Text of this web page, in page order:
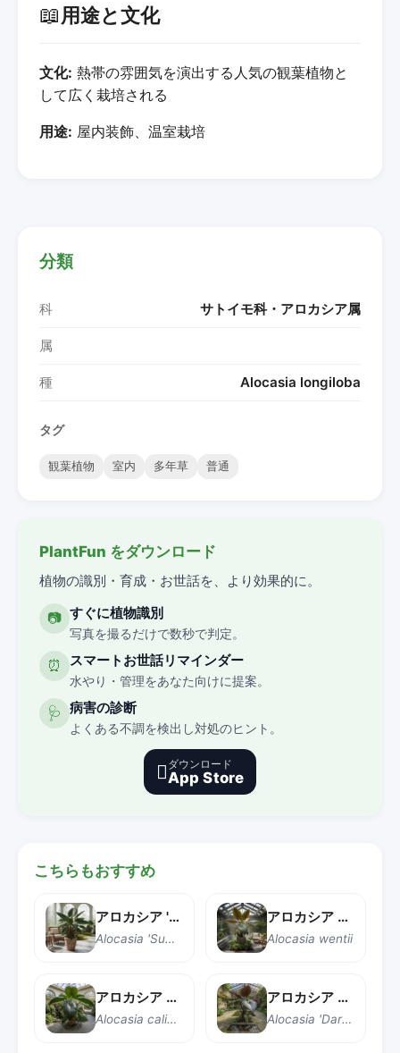
📖用途と文化
文化: 熱帯の雰囲気を演出する人気の観葉植物と
して広く栽培される
用途: 屋内装飾、温室栽培
分類
科 サトイモ科・アロカシア属
属
種 Alocasia longiloba
タグ
観葉植物 室内 多年草 普通
PlantFun をダウンロード
植物の識別・育成・お世話を、より効果的に。
📷 すぐに植物識別
写真を撮るだけで数秒で判定。
⏰ スマートお世話リマインダー
水やり・管理をあなた向けに提案。
🩺 病害の診断
よくある不調を検出し対処のヒント。
 ダウンロード
App Store
こちらもおすすめ
アロカシア 'スモー'
Alocasia 'Sumo'
アロカシア ウェンティー
Alocasia wentii
アロカシア カリドーラ
Alocasia calidora
アロカシア ダークスター
Alocasia 'Dark Star'